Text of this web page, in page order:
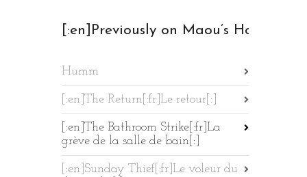
[:en]Previously on Maou’s
Humm
[:en]The Return[:fr]Le retour[:]
[:en]The Bathroom Strike[:fr]La
grève de la salle de bain[:]
[:en]Sunday Thief[:fr]Le voleur du